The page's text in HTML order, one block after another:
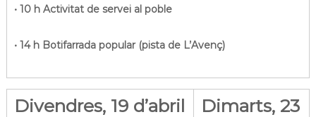
• 10 h Activitat de servei al poble
• 14 h Botifarrada popular (pista de L’Avenç)
Divendres, 19 d’abril
Dimarts, 23